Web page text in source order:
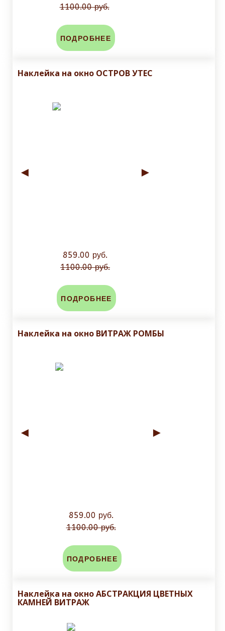
1100.00 руб.
ПОДРОБНЕЕ
Наклейка на окно ОСТРОВ УТЕС
◄ ►
859.00 руб.
1100.00 руб.
ПОДРОБНЕЕ
Наклейка на окно ВИТРАЖ РОМБЫ
◄ ►
859.00 руб.
1100.00 руб.
ПОДРОБНЕЕ
Наклейка на окно АБСТРАКЦИЯ ЦВЕТНЫХ
КАМНЕЙ ВИТРАЖ